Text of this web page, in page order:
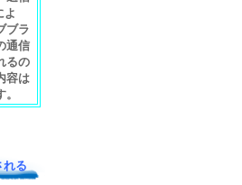
よ
ブラ
通信
るの
容は
れる